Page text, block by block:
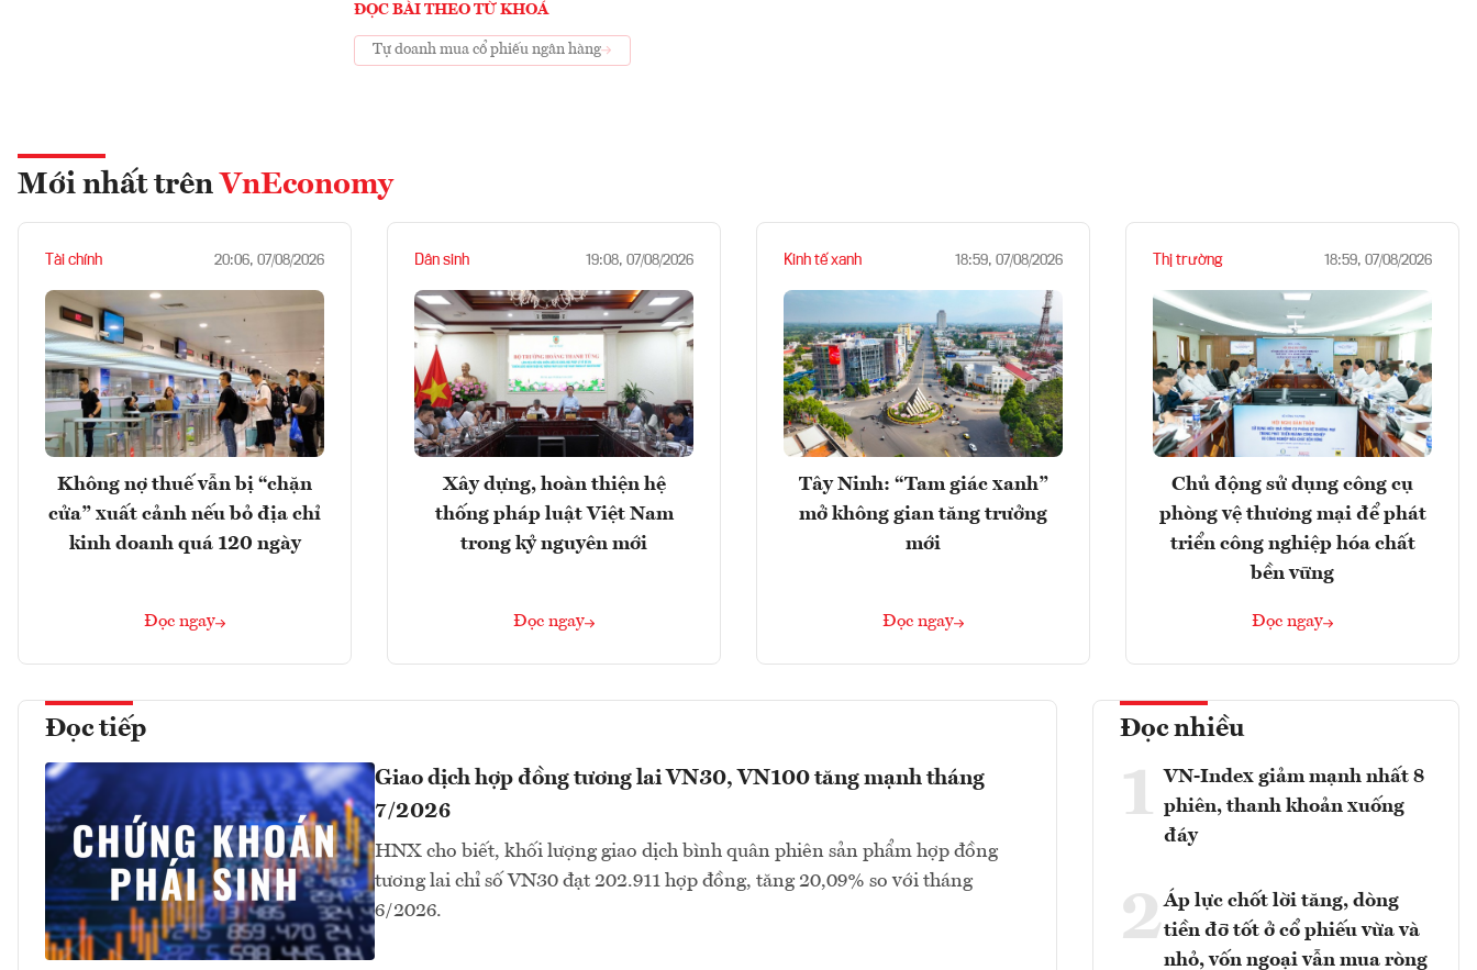
ĐỌC BÀI THEO TỪ KHOÁ
Tự doanh mua cổ phiếu ngân hàng
Mới nhất trên VnEconomy
Tài chính 20:06, 07/08/2026
Không nợ thuế vẫn bị “chặn
cửa” xuất cảnh nếu bỏ địa chỉ
kinh doanh quá 120 ngày
Đọc ngay
Dân sinh 19:08, 07/08/2026
Xây dựng, hoàn thiện hệ
thống pháp luật Việt Nam
trong kỷ nguyên mới
Đọc ngay
Kinh tế xanh 18:59, 07/08/2026
Tây Ninh: “Tam giác xanh”
mở không gian tăng trưởng
mới
Đọc ngay
Thị trường 18:59, 07/08/2026
Chủ động sử dụng công cụ
phòng vệ thương mại để phát
triển công nghiệp hóa chất
bền vững
Đọc ngay
Đọc tiếp
Giao dịch hợp đồng tương lai VN30, VN100 tăng mạnh tháng
7/2026
HNX cho biết, khối lượng giao dịch bình quân phiên sản phẩm hợp đồng
tương lai chỉ số VN30 đạt 202.911 hợp đồng, tăng 20,09% so với tháng
6/2026.
Đọc nhiều
1 VN-Index giảm mạnh nhất 8
phiên, thanh khoản xuống
đáy
2Áp lực chốt lời tăng, dòng
tiền đỡ tốt ở cổ phiếu vừa và
nhỏ, vốn ngoại vẫn mua ròng